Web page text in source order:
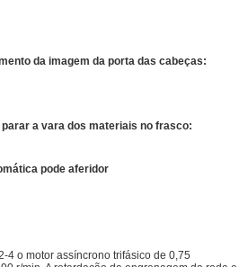
da imagem da porta das cabeças: